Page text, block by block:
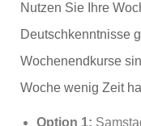
Nutzen Sie Ihre
Deutschkenntnisse
Wochenendkurse
Woche wenig Zeit
Option 1: